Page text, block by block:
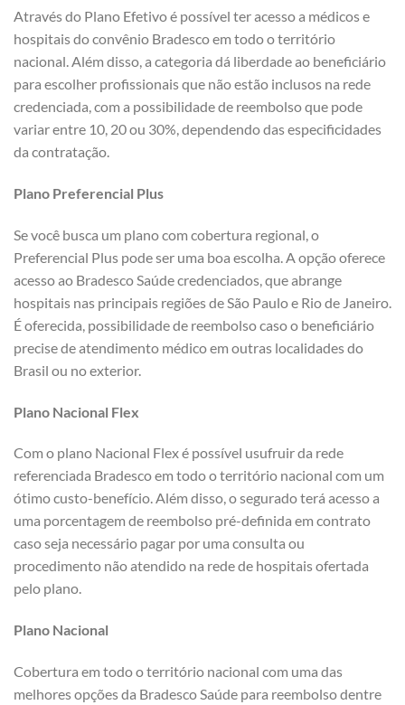
Através do Plano Efetivo é possível ter acesso a médicos e
hospitais do convênio Bradesco em todo o território
nacional. Além disso, a categoria dá liberdade ao beneficiário
para escolher profissionais que não estão inclusos na rede
credenciada, com a possibilidade de reembolso que pode
variar entre 10, 20 ou 30%, dependendo das especificidades
da contratação.
Plano Preferencial Plus
Se você busca um plano com cobertura regional, o
Preferencial Plus pode ser uma boa escolha. A opção oferece
acesso ao Bradesco Saúde credenciados, que abrange
hospitais nas principais regiões de São Paulo e Rio de Janeiro.
É oferecida, possibilidade de reembolso caso o beneficiário
precise de atendimento médico em outras localidades do
Brasil ou no exterior.
Plano Nacional Flex
Com o plano Nacional Flex é possível usufruir da rede
referenciada Bradesco em todo o território nacional com um
ótimo custo-benefício. Além disso, o segurado terá acesso a
uma porcentagem de reembolso pré-definida em contrato
caso seja necessário pagar por uma consulta ou
procedimento não atendido na rede de hospitais ofertada
pelo plano.
Plano Nacional
Cobertura em todo o território nacional com uma das
melhores opções da Bradesco Saúde para reembolso dentre